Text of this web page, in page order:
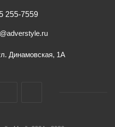
255-7559
Динамовская, 1А